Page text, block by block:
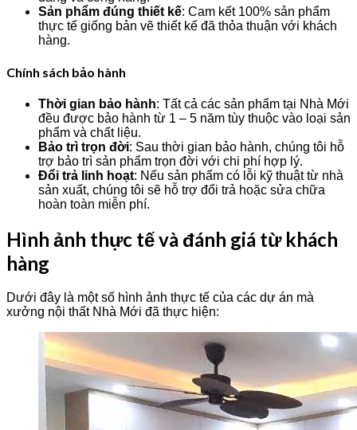
Sản phẩm đúng thiết kế: Cam kết 100% sản phẩm
thực tế giống bản vẽ thiết kế đã thỏa thuận với khách
hàng.
Chính sách bảo hành
Thời gian bảo hành: Tất cả các sản phẩm tại Nhà Mới
đều được bảo hành từ 1 – 5 năm tùy thuộc vào loại sản
phẩm và chất liệu.
Bảo trì trọn đời: Sau thời gian bảo hành, chúng tôi hỗ
trợ bảo trì sản phẩm trọn đời với chi phí hợp lý.
Đổi trả linh hoạt: Nếu sản phẩm có lỗi kỹ thuật từ nhà
sản xuất, chúng tôi sẽ hỗ trợ đổi trả hoặc sửa chữa
hoàn toàn miễn phí.
Hình ảnh thực tế và đánh giá từ khách
hàng
Dưới đây là một số hình ảnh thực tế của các dự án mà
xưởng nội thất Nhà Mới đã thực hiện: